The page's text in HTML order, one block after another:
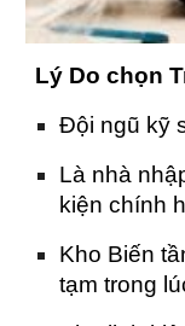
Lý Do chọn
Đội ngũ kỹ
Là nhà
kiện chính
Kho Biến
tạm trong